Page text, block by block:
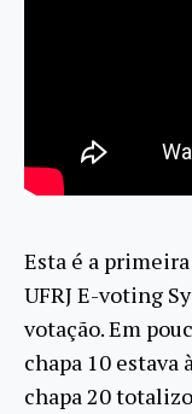
Esta é a
UFRJ E-voting
votação. Em
chapa 10 estava
chapa 20